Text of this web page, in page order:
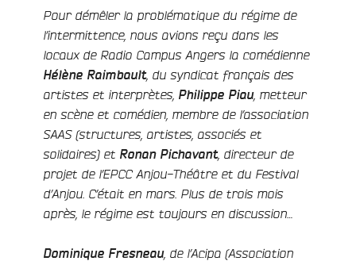
Pour démêler la problématique du régime de
l’intermittence, nous avions reçu dans les
locaux de Radio Campus Angers la comédienne
Hélène Raimbault, du syndicat français des
artistes et interprètes, Philippe Piau, metteur
en scène et comédien, membre de l’association
SAAS (structures, artistes, associés et
solidaires) et Ronan Pichavant, directeur de
projet de l’EPCC Anjou-Théâtre et du Festival
d’Anjou. C’était en mars. Plus de trois mois
après, le régime est toujours en discussion…
Dominique Fresneau, de l’Acipa (Association